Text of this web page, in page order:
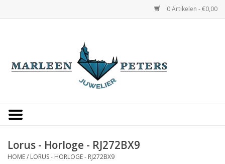
0 Artikelen - €0,00
Occasions
Lorus - Horloge - RJ272BX9
HOME/ LORUS - HORLOGE - RJ272BX9